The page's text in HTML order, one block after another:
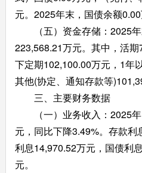
元。2025年末，国债余额0.00
（五）资金存储：2025年
223,568.21万元。其中，活
下定期102,100.00万元，1年
其他(协定、通知存款等
三、主要财务数据
（一）业务收入：2025年
元，同比下降3.49%。存款
利息14,970.52万元，国债利
元。